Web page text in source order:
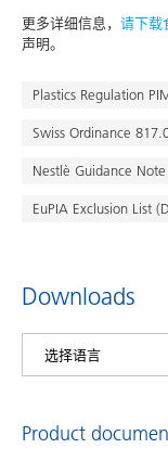
更多详细信息， 请下载
声明。
Plastics Regulation
Swiss Ordinance
Nestlè Guidance
EuPIA Exclusion List
Downloads
Product